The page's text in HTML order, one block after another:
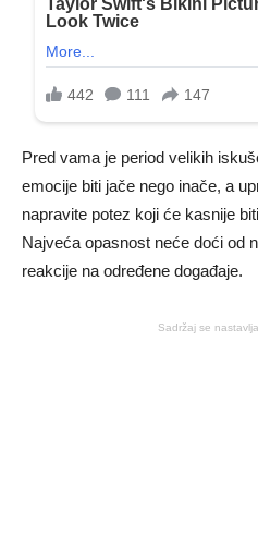
Pred vama je period velikih
emocije biti jače nego inače, a
napravite potez koji će kasnije
Najveća opasnost neće doći od
reakcije na određene događaje.
Sadržaj se